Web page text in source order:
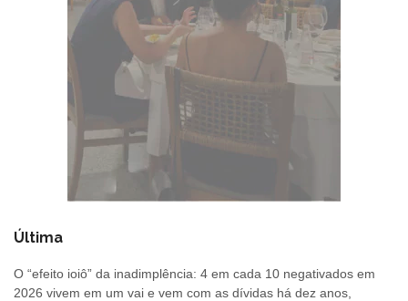
Última
O “efeito ioiô” da inadimplência: 4 em cada 10 negativados em
2026 vivem em um vai e vem com as dívidas há dez anos,